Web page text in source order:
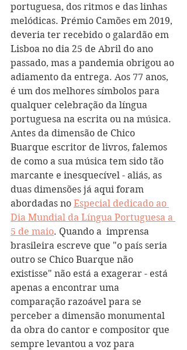
portuguesa, dos ritmos e das linhas
melódicas. Prémio Camões em 2019,
deveria ter recebido o galardão em
Lisboa no dia 25 de Abril do ano
passado, mas a pandemia obrigou ao
adiamento da entrega. Aos 77 anos,
é um dos melhores símbolos para
qualquer celebração da língua
portuguesa na escrita ou na música.
Antes da dimensão de Chico
Buarque escritor de livros, falemos
de como a sua música tem sido tão
marcante e inesquecível - aliás, as
duas dimensões já aqui foram
abordadas no Especial dedicado ao
Dia Mundial da Língua Portuguesa a
5 de maio. Quando a  imprensa
brasileira escreve que "o país seria
outro se Chico Buarque não
existisse" não está a exagerar - está
apenas a encontrar uma
comparação razoável para se
perceber a dimensão monumental
da obra do cantor e compositor que
sempre levantou a voz para